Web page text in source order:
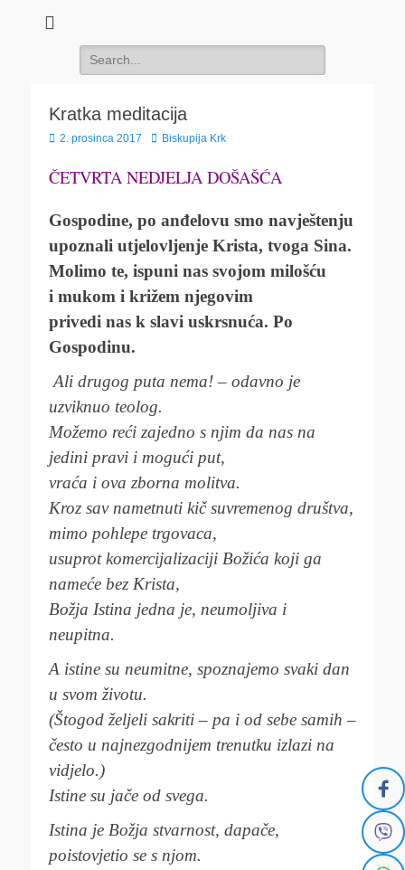
Search
for:
Kratka meditacija
Posted
2. prosinca 2017 Author
Biskupija Krk
ČETVRTA NEDJELJA DOŠAŠĆA
Gospodine, po anđelovu smo navještenju
upoznali utjelovljenje Krista, tvoga Sina.
Molimo te, ispuni nas svojom milošću
i mukom i križem njegovim
privedi nas k slavi uskrsnuća. Po
Gospodinu.
Ali drugog puta nema! – odavno je
uzviknuo teolog.
Možemo reći zajedno s njim da nas na
jedini pravi i mogući put,
vraća i ova zborna molitva.
Kroz sav nametnuti kič suvremenog društva,
mimo pohlepe trgovaca,
usuprot komercijalizaciji Božića koji ga
nameće bez Krista,
Božja Istina jedna je, neumoljiva i
neupitna.
A istine su neumitne, spoznajemo svaki dan
u svom životu.
(Štogod željeli sakriti – pa i od sebe samih –
često u najnezgodnijem trenutku izlazi na
vidjelo.)
Istine su jače od svega.
Istina je Božja stvarnost, dapače,
poistovjetio se s njom.